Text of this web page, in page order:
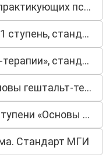
Супервизорская группа для практикующих психологов (часы идут в зачет)
«Основы гештальт-терапии» 1 ступень, стандарт EAGT
1 ступень «Основы гештальт-терапии», стандарт МГИ, EAGT.
Базовый курс 1 ступени «Основы гештальт-терапии»
Базовая программа первой ступени «Основы гештальт-терапии»
Стандарт МГИ